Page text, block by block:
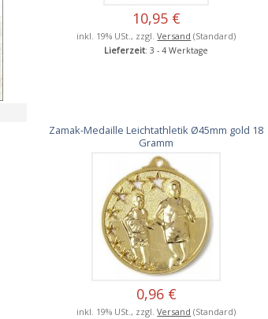
10,95 €
inkl. 19% USt., zzgl.Versand (Standard)
Lieferzeit: 3 - 4 Werktage
Zamak-Medaille Leichtathletik Ø45mm gold 18
Gramm
0,96 €
inkl. 19% USt., zzgl.Versand (Standard)